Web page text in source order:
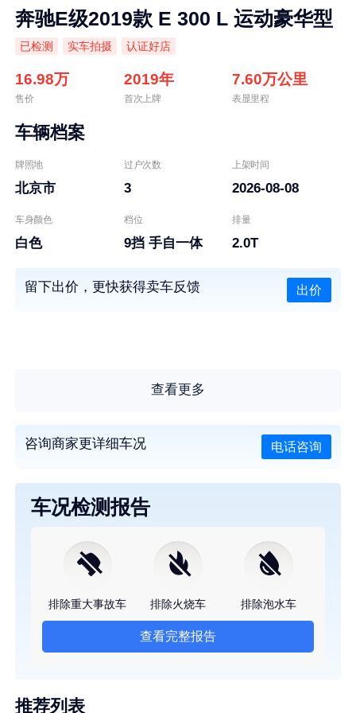
奔驰E级2019款 E 300 L 运动豪华型
已检测 实车拍摄 认证好店
16.98万
售价
2019年
首次上牌
7.60万公里
表显里程
车辆档案
牌照地
北京市
过户次数
3
上架时间
2026-08-08
车身颜色
白色
档位
9挡 手自一体
排量
2.0T
留下出价，更快获得卖车反馈 出价
查看更多
咨询商家更详细车况 电话咨询
车况检测报告
排除重大事故车 排除火烧车 排除泡水车
查看完整报告
推荐列表